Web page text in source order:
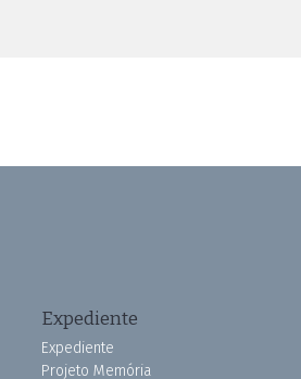
Expediente
Expediente
Projeto Memória